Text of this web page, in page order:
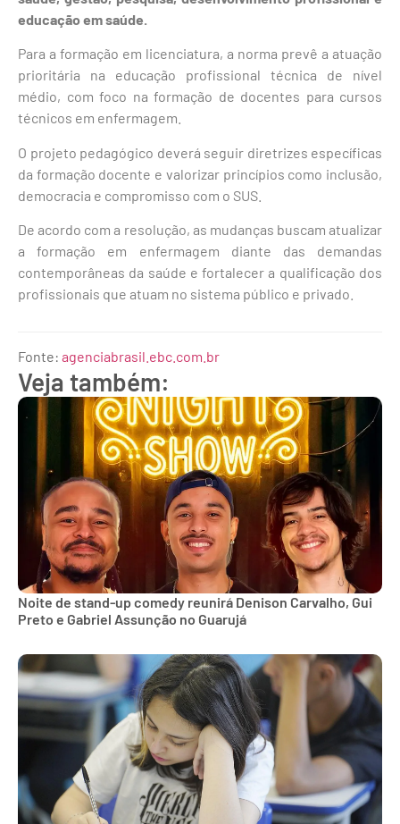
educação em saúde.
Para a formação em licenciatura, a norma prevê a atuação
prioritária na educação profissional técnica de nível
médio, com foco na formação de docentes para cursos
técnicos em enfermagem.
O projeto pedagógico deverá seguir diretrizes específicas
da formação docente e valorizar princípios como inclusão,
democracia e compromisso com o SUS.
De acordo com a resolução, as mudanças buscam atualizar
a formação em enfermagem diante das demandas
contemporâneas da saúde e fortalecer a qualificação dos
profissionais que atuam no sistema público e privado.
Fonte: agenciabrasil.ebc.com.br
Veja também:
Noite de stand-up comedy reunirá Denison Carvalho, Gui
Preto e Gabriel Assunção no Guarujá